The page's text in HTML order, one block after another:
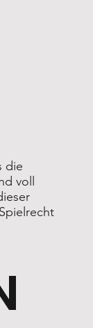
die
voll